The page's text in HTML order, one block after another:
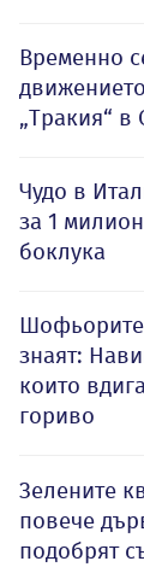
Временно
„Тракия“ в
Чудо в
за 1
боклука
Шофьорите
знаят:
които
гориво
Зелените
повече
подобрят